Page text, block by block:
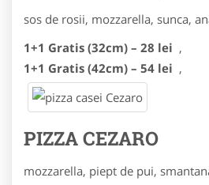
sos de rosii, mozzarella, sunca,
1+1 Gratis (32cm) – 28 lei ,
1+1 Gratis (42cm) – 54 lei ,
PIZZA CEZARO
mozzarella, piept de pui,